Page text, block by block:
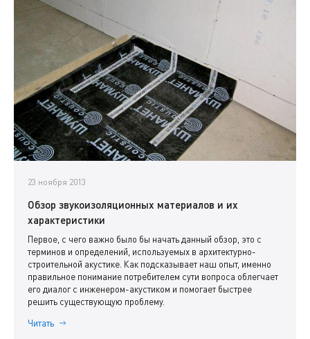
23 ноября 2013
Обзор звукоизоляционных материалов и их
характеристики
Первое, с чего важно было бы начать данный обзор, это с
терминов и определений, используемых в архитектурно-
строительной акустике. Как подсказывает наш опыт, именно
правильное понимание потребителем сути вопроса облегчает
его диалог с инженером-акустиком и помогает быстрее
решить существующую проблему.
Читать